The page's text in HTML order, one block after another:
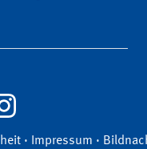
· Impressum ·